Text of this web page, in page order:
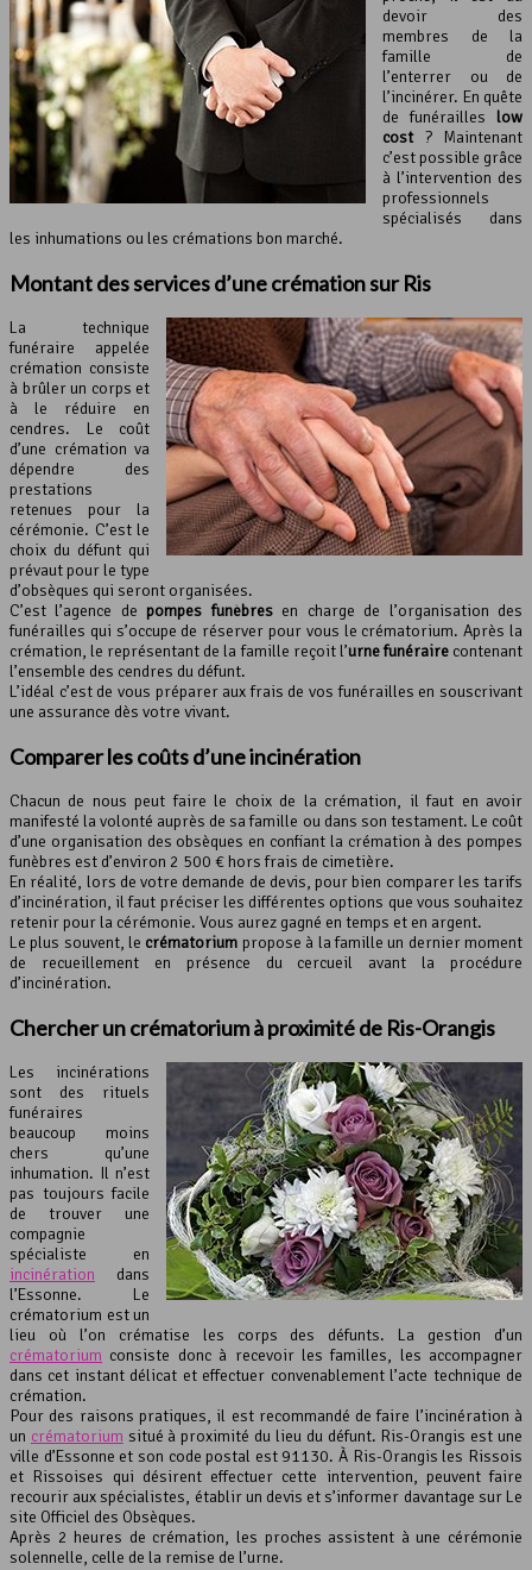
devoir des
membres de la
famille de
l’enterrer ou de
l’incinérer. En quête
de funérailles low
cost? Maintenant
c’est possible grâce
à l’intervention des
professionnels
spécialisés dans
les inhumations ou les crémations bon marché.
Montant des services d’unecrémationsur Ris
La technique
funéraire appelée
crémation consiste
à brûler un corps et
à le réduire en
cendres. Le coût
d’une crémation va
dépendre des
prestations
retenues pour la
cérémonie. C’est le
choix du défunt qui
prévaut pour le type
d’obsèques qui seront organisées.
C’est l’agence de pompes funèbresen charge de l’organisation des
funérailles qui s’occupe de réserver pour vous le crématorium. Après la
crémation, le représentant de la famille reçoit l’urne funérairecontenant
l’ensemble des cendres du défunt.
L’idéal c’est de vous préparer aux frais de vos funérailles en souscrivant
une assurance dès votre vivant.
Comparer les coûts d’une incinération
Chacun de nous peut faire le choix de la crémation, il faut en avoir
manifesté la volonté auprès de sa famille ou dans son testament. Le coût
d’une organisation des obsèques en confiant la crémation à des pompes
funèbres est d’environ 2 500 € hors frais de cimetière.
En réalité, lors de votre demande de devis, pour bien comparer les tarifs
d’incinération, il faut préciser les différentes options que vous souhaitez
retenir pour la cérémonie. Vous aurez gagné en temps et en argent.
Le plus souvent, le crématorium propose à la famille un dernier moment
de recueillement en présence du cercueil avant la procédure
d’incinération.
Chercher uncrématoriumà proximité de Ris-Orangis
Les incinérations
sont des rituels
funéraires
beaucoup moins
chers qu’une
inhumation. Il n’est
pas toujours facile
de trouver une
compagnie
spécialiste en
incinération dans
l’Essonne. Le
crématorium est un
lieu où l’on crématise les corps des défunts. La gestion d’un
crématorium consiste donc à recevoir les familles, les accompagner
dans cet instant délicat et effectuer convenablement l’acte technique de
crémation.
Pour des raisons pratiques, il est recommandé de faire l’incinération à
un crématorium situé à proximité du lieu du défunt. Ris-Orangis est une
ville d’Essonne et son code postal est 91130. À Ris-Orangis les Rissois
et Rissoises qui désirent effectuer cette intervention, peuvent faire
recourir aux spécialistes, établir un devis et s’informer davantage sur Le
site Officiel des Obsèques.
Après 2 heures de crémation, les proches assistent à une cérémonie
solennelle, celle de la remise de l’urne.